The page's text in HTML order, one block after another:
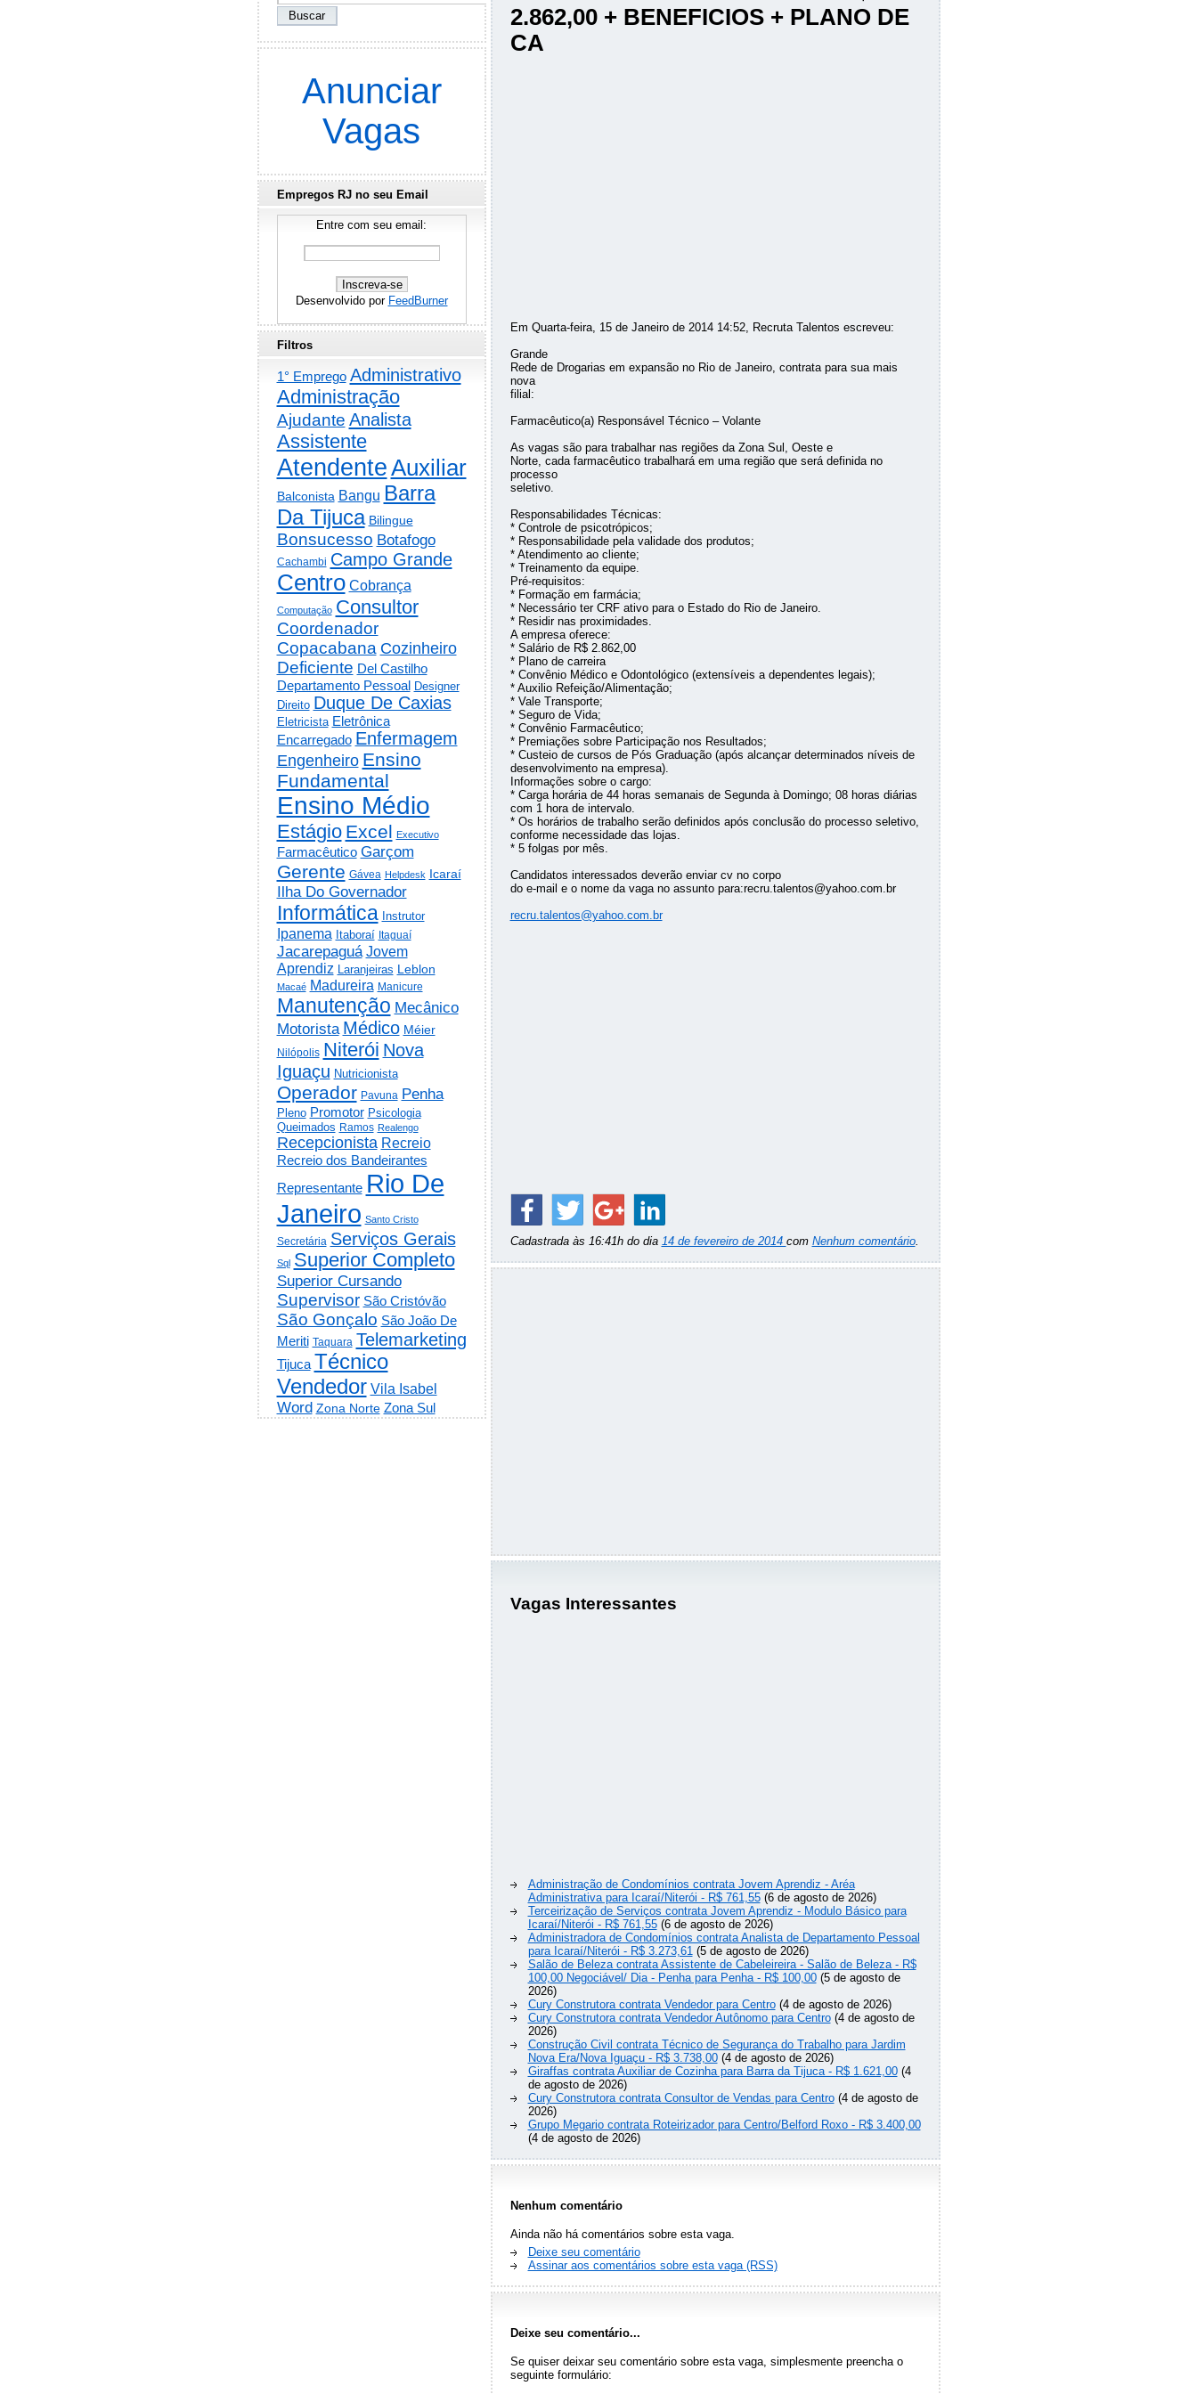
2.862,00 + BENEFICIOS + PLANO DE
CA
Em Quarta-feira, 15 de Janeiro de 2014 14:52, Recruta Talentos escreveu:
Grande
Rede de Drogarias em expansão no Rio de Janeiro, contrata para sua mais
nova
filial:
Farmacêutico(a) Responsável Técnico – Volante
As vagas são para trabalhar nas regiões da Zona Sul, Oeste e
Norte, cada farmacêutico trabalhará em uma região que será definida no
processo
seletivo.
Responsabilidades Técnicas:
* Controle de psicotrópicos;
* Responsabilidade pela validade dos produtos;
* Atendimento ao cliente;
* Treinamento da equipe.
Pré-requisitos:
* Formação em farmácia;
* Necessário ter CRF ativo para o Estado do Rio de Janeiro.
* Residir nas proximidades.
A empresa oferece:
* Salário de R$ 2.862,00
* Plano de carreira
* Convênio Médico e Odontológico (extensíveis a dependentes legais);
* Auxilio Refeição/Alimentação;
* Vale Transporte;
* Seguro de Vida;
* Convênio Farmacêutico;
* Premiações sobre Participação nos Resultados;
* Custeio de cursos de Pós Graduação (após alcançar determinados níveis de
desenvolvimento na empresa).
Informações sobre o cargo:
* Carga horária de 44 horas semanais de Segunda à Domingo; 08 horas diárias
com 1 hora de intervalo.
* Os horários de trabalho serão definidos após conclusão do processo seletivo,
conforme necessidade das lojas.
* 5 folgas por mês.
Candidatos interessados deverão enviar cv no corpo
do e-mail e o nome da vaga no assunto para:recru.talentos@yahoo.com.br
recru.talentos@yahoo.com.br
Cadastrada às 16:41h do dia 14 de fevereiro de 2014 com Nenhum comentário.
Vagas Interessantes
Administração de Condomínios contrata Jovem Aprendiz - Aréa
Administrativa para Icaraí/Niterói - R$ 761,55(6 de agosto de 2026)
Terceirização de Serviços contrata Jovem Aprendiz - Modulo Básico para
Icaraí/Niterói - R$ 761,55(6 de agosto de 2026)
Administradora de Condomínios contrata Analista de Departamento Pessoal
para Icaraí/Niterói - R$ 3.273,61(5 de agosto de 2026)
Salão de Beleza contrata Assistente de Cabeleireira - Salão de Beleza - R$
100,00 Negociável/ Dia - Penha para Penha - R$ 100,00(5 de agosto de
2026)
Cury Construtora contrata Vendedor para Centro(4 de agosto de 2026)
Cury Construtora contrata Vendedor Autônomo para Centro(4 de agosto de
2026)
Construção Civil contrata Técnico de Segurança do Trabalho para Jardim
Nova Era/Nova Iguaçu - R$ 3.738,00(4 de agosto de 2026)
Giraffas contrata Auxiliar de Cozinha para Barra da Tijuca - R$ 1.621,00(4
de agosto de 2026)
Cury Construtora contrata Consultor de Vendas para Centro(4 de agosto de
2026)
Grupo Megario contrata Roteirizador para Centro/Belford Roxo - R$ 3.400,00
(4 de agosto de 2026)
Nenhum comentário
Ainda não há comentários sobre esta vaga.
Deixe seu comentário
Assinar aos comentários sobre esta vaga (RSS)
Deixe seu comentário...
Se quiser deixar seu comentário sobre esta vaga, simplesmente preencha o
seguinte formulário:
Anunciar
Vagas
Empregos RJ no seu Email
Entre com seu email:
Desenvolvido por FeedBurner
Filtros
1° Emprego Administrativo
Administração
Ajudante Analista
Assistente
AtendenteAuxiliar
Balconista Bangu Barra
Da Tijuca Bilingue
Bonsucesso Botafogo
Cachambi Campo Grande
Centro Cobrança
Computação Consultor
Coordenador
Copacabana Cozinheiro
Deficiente Del Castilho
Departamento Pessoal Designer
Direito Duque De Caxias
Eletricista Eletrônica
Encarregado Enfermagem
Engenheiro Ensino
Fundamental
Ensino Médio
Estágio Excel Executivo
Farmacêutico Garçom
Gerente Gávea Helpdesk Icaraí
Ilha Do Governador
Informática Instrutor
Ipanema Itaboraí Itaguaí
Jacarepaguá Jovem
Aprendiz
Laranjeiras Leblon
Macaé Madureira Manicure
Manutenção Mecânico
Motorista Médico Méier
Nilópolis Niterói Nova
Iguaçu Nutricionista
Operador Pavuna Penha
Pleno Promotor Psicologia
Queimados Ramos Realengo
Recepcionista Recreio
Recreio dos Bandeirantes
Representante Rio De
Janeiro Santo Cristo
Secretária Serviços Gerais
Sql Superior Completo
Superior Cursando
Supervisor São Cristóvão
São Gonçalo São João De
Meriti Taquara Telemarketing
Tijuca Técnico
Vendedor Vila Isabel
Word Zona Norte Zona Sul